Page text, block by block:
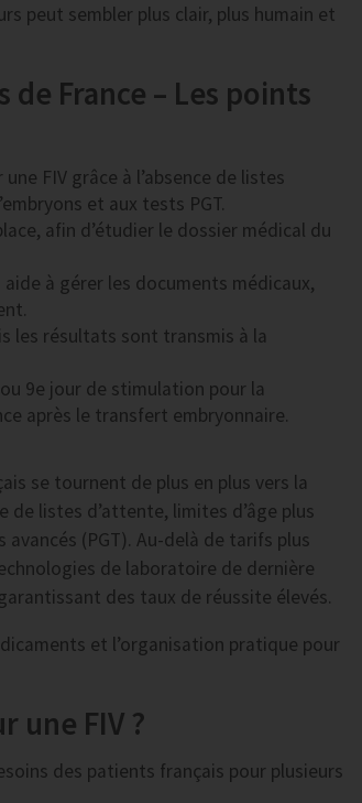
peut sembler plus clair, plus humain et
de France – Les points
FIV grâce à l’absence de listes
et aux tests PGT.
afin d’étudier le dossier médical du
à gérer les documents médicaux,
les résultats sont transmis à la
9e jour de stimulation pour la
après le transfert embryonnaire.
se tournent de plus en plus vers la
de listes d’attente, limites d’âge plus
(PGT). Au-delà de tarifs plus
de laboratoire de dernière
des taux de réussite élevés.
et l’organisation pratique pour
une FIV ?
des patients français pour plusieurs